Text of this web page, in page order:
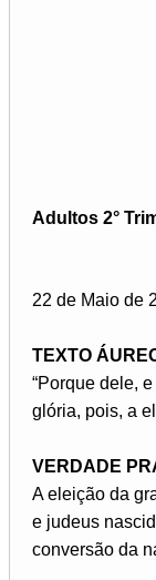
Adultos 2°
22 de Maio de
TEXTO
“Porque dele,
glória, pois, a
VERDADE
A eleição da
e judeus
conversão da